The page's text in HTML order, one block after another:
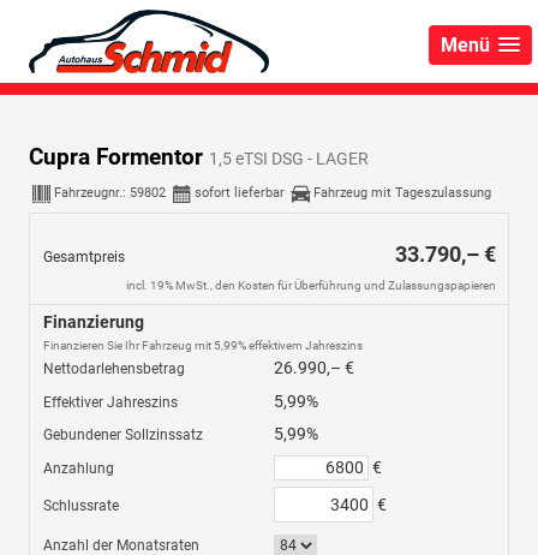
Menü
Cupra Formentor 1,5 eTSI DSG - LAGER
Fahrzeugnr.: 59802 sofort lieferbar Fahrzeug mit Tageszulassung
Gesamtpreis 33.790,– €
incl. 19% MwSt., den Kosten für Überführung und Zulassungspapieren
Finanzierung
Finanzieren Sie Ihr Fahrzeug mit 5,99% effektivem Jahreszins
Nettodarlehensbetrag 26.990,– €
Effektiver Jahreszins 5,99%
Gebundener Sollzinssatz 5,99%
Anzahlung €
Schlussrate €
Anzahl der Monatsraten